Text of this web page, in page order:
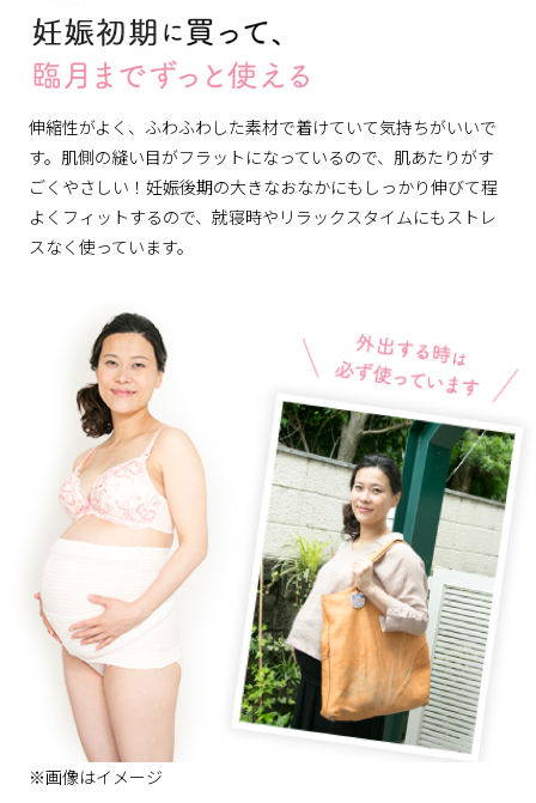
伸縮性がよく、ふわふわした素材で着けていて気持ちがいいで
す。肌側の縫い目がフラットになっているので、肌あたりがす
ごくやさしい！妊娠後期の大きなおなかにもしっかり伸びて程
よくフィットするので、就寝時やリラックスタイムにもストレ
スなく使っています。
※画像はイメージ